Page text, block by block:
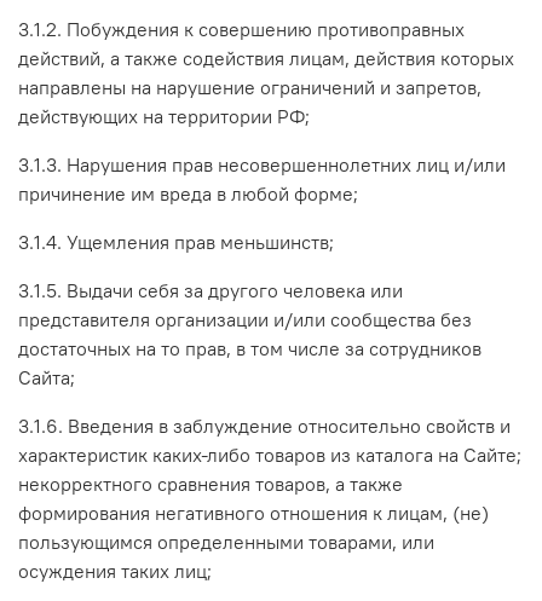
3.1.2. Побуждения к совершению противоправных
действий, а также содействия лицам, действия которых
направлены на нарушение ограничений и запретов,
действующих на территории РФ;
3.1.3. Нарушения прав несовершеннолетних лиц и/или
причинение им вреда в любой форме;
3.1.4. Ущемления прав меньшинств;
3.1.5. Выдачи себя за другого человека или
представителя организации и/или сообщества без
достаточных на то прав, в том числе за сотрудников
Сайта;
3.1.6. Введения в заблуждение относительно свойств и
характеристик каких-либо товаров из каталога на Сайте;
некорректного сравнения товаров, а также
формирования негативного отношения к лицам, (не)
пользующимся определенными товарами, или
осуждения таких лиц;